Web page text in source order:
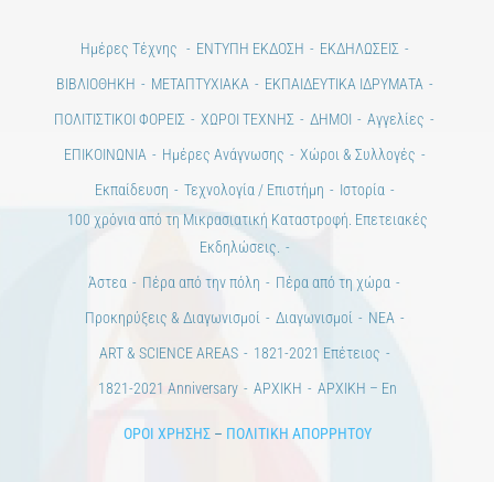
Ημέρες Τέχνης ΕΝΤΥΠΗ ΕΚΔΟΣΗ
ΕΚΔΗΛΩΣΕΙΣ
ΒΙΒΛΙΟΘΗΚΗ
ΜΕΤΑΠΤΥΧΙΑΚΑ
ΕΚΠΑΙΔΕΥΤΙΚΑ ΙΔΡΥΜΑΤΑ
ΠΟΛΙΤΙΣΤΙΚΟΙ ΦΟΡΕΙΣ
ΧΩΡΟΙ ΤΕΧΝΗΣ ΔΗΜΟΙ
Αγγελίες
ΕΠΙΚΟΙΝΩΝΙΑ
Ημέρες Ανάγνωσης
Χώροι & Συλλογές
Εκπαίδευση
Τεχνολογία / Επιστήμη
Ιστορία
100 χρόνια από τη Μικρασιατική Καταστροφή. Επετειακές
Εκδηλώσεις.
Άστεα
Πέρα από την πόλη
Πέρα από τη χώρα
Προκηρύξεις & Διαγωνισμοί
Διαγωνισμοί
ΝΕΑ
ART & SCIENCE AREAS
1821-2021 Επέτειος
1821-2021 Anniversary
ΑΡΧΙΚΗ ΑΡΧΙΚΗ – En
ΟΡΟΙ ΧΡΗΣΗΣ– ΠΟΛΙΤΙΚΗ ΑΠΟΡΡΗΤΟΥ